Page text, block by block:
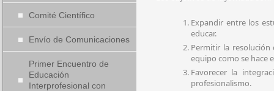
Comité Científico
Envío de Comunicaciones
Primer Encuentro de
Educación
Interprofesional con
Expandir entre los
educar.
Permitir la
equipo como se hace
Favorecer la
profesionalismo.